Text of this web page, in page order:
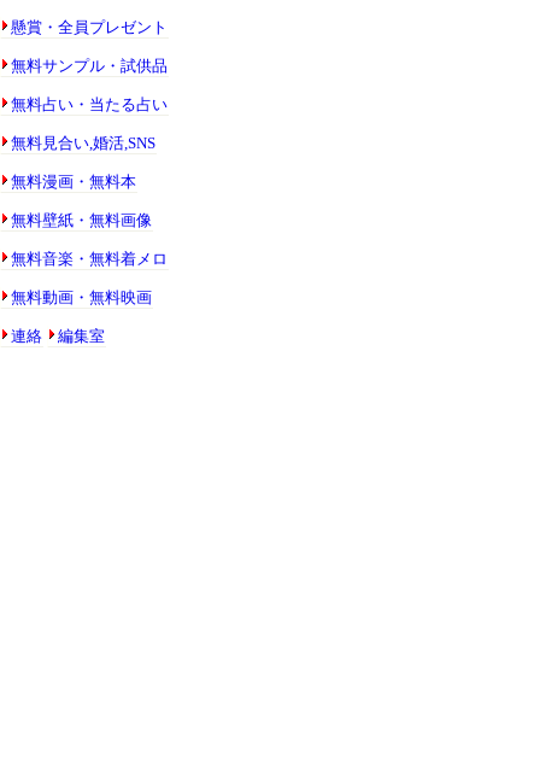
懸賞・全員プレゼント
無料サンプル・試供品
無料占い・当たる占い
無料見合い,婚活,SNS
無料漫画・無料本
無料壁紙・無料画像
無料音楽・無料着メロ
無料動画・無料映画
連絡 編集室